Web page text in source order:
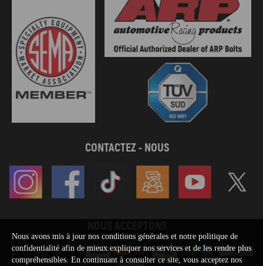
CONTACTEZ - NOUS
Nous avons mis à jour nos conditions générales et notre politique de
confidentialité afin de mieux expliquer nos services et de les rendre plus
compréhensibles. En continuant à consulter ce site, vous acceptez nos